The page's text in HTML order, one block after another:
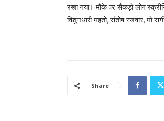
रखा गया। मौके पर सैकड़ों लोग
विशुनधारी महतो, संतोष रजवार, मो
Share